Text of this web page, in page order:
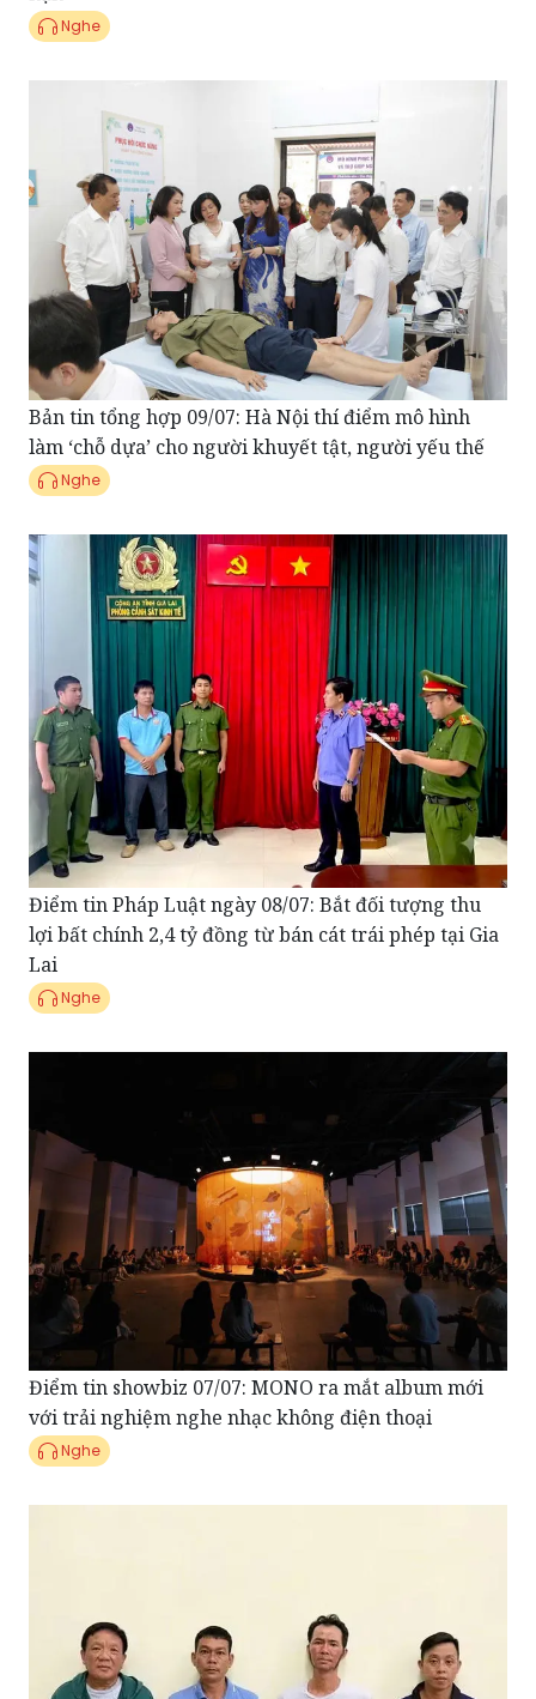
Bản tin tổng hợp 09/07: Hà Nội thí điểm mô hình
làm ‘chỗ dựa’ cho người khuyết tật, người yếu thế
Nghe
Điểm tin Pháp Luật ngày 08/07: Bắt đối tượng thu
lợi bất chính 2,4 tỷ đồng từ bán cát trái phép tại Gia
Lai
Nghe
Điểm tin showbiz 07/07: MONO ra mắt album mới
với trải nghiệm nghe nhạc không điện thoại
Nghe